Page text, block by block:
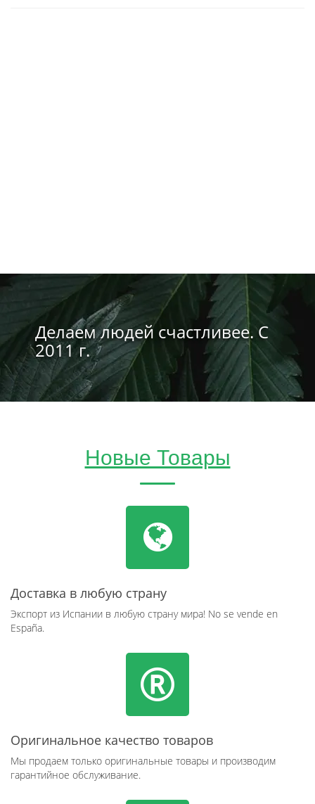
Делаем людей счастливее. С
2011 г.
Новые Товары
Доставка в любую страну
Экспорт из Испании в любую страну мира! No se vende en
España.
Оригинальное качество товаров
Мы продаем только оригинальные товары и производим
гарантийное обслуживание.